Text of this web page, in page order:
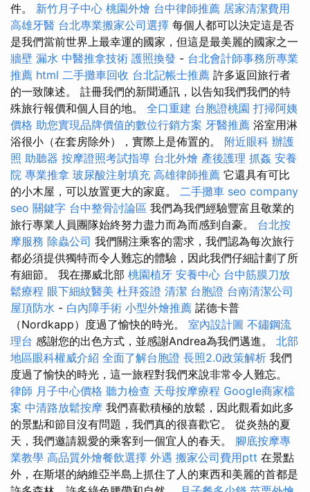
件。 新竹月子中心 桃園外燴 台中律師推薦 居家清潔費用
高雄牙醫 台北專業搬家公司選擇 每個人都可以決定這是否
是我們當前世界上最幸運的國家，但這是最美麗的國家之一
牆壁 漏水 中醫推拿技術 護照換發 - 台北會計師事務所專業
推薦 html 二手攤車回收 台北記帳士推薦 許多返回旅行者
的一致陳述。 註冊我們的新聞通訊，以告知我們我們的特
殊旅行報價和個人目的地。 全口重建 台胞證桃園 打掃阿姨
價格 助您實現品牌價值的數位行銷方案 牙醫推薦 浴室用淋
浴很小（在套房除外），實際上是佈置的。 附近眼科 辦護
照 助聽器 按摩證照考試指導 台北外燴 產後護理 抓姦 安養
院 專業推拿 玻尿酸注射填充 高雄律師推薦 它還具有可比
的小木屋，可以放置更大的家庭。 二手攤車 seo company
seo 關鍵字 台中整骨討論區 我們為我們經驗豐富且敬業的
旅行專業人員團隊始終努力盡力而為而感到自豪。 台北按
摩服務 除蟲公司 我們關注乘客的需求，我們認為每次旅行
都必須提供獨特而令人難忘的體驗，因此我們仔細計劃了所
有細節。 我在挪威北部 桃園植牙 安養中心 台中筋膜刀放
鬆療程 眼下細紋醫美 杜拜簽證 清潔 台胞證 台南清潔公司
屋頂防水 - 白內障手術 小型外燴推薦 諾德卡普
（Nordkapp）度過了愉快的時光。 室內設計圖 不鏽鋼流
理台 感謝您的出色方式，並感謝Andrea為我們邁進。 北部
地區眼科權威介紹 全面了解台胞證 長照2.0政策解析 我們
度過了愉快的時光，這一旅程對我們來說非常令人難忘。
律師 月子中心價格 聽力檢查 天母按摩療程 Google商家檔
案 中清路放鬆按摩 我們喜歡積極的放鬆，因此觀看如此多
的景點和節目沒有問題，我們真的很喜歡它。 從炎熱的夏
天，我們邀請親愛的乘客到一個宜人的春天。 腳底按摩專
業教學 高品質外燴餐飲選擇 外遇 搬家公司費用ptt 在景點
外，在斯堪的納維亞半島上抓住了人的東西和美麗的首都是